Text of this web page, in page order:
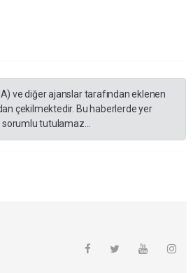
ve diğer ajanslar tarafından eklenen
çekilmektedir. Bu haberlerde yer
tutulamaz...